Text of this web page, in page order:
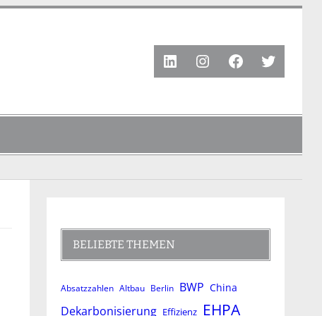
LinkedInInstagram
Facebook
Twitter
BELIEBTE THEMEN
Absatzzahlen Altbau Berlin BWP China
Dekarbonisierung Effizienz EHPA